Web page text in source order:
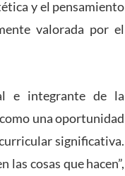
y el pensamiento
valorada por el
e integrante de la
una oportunidad
significativa.
cosas que hacen”,